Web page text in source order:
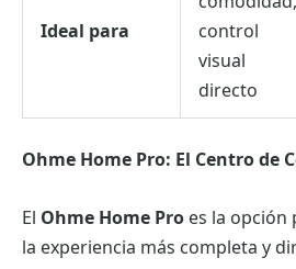
Ideal para
control
visual
directo
Ohme Home Pro: El Centro de
El Ohme Home Pro es la opción
la experiencia más completa y